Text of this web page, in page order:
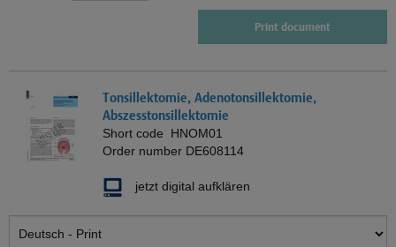
Print document
Tonsillektomie, Adenotonsillektomie,
Abszesstonsillektomie
Short code HNOM01
Order number DE608114
jetzt digital aufklären